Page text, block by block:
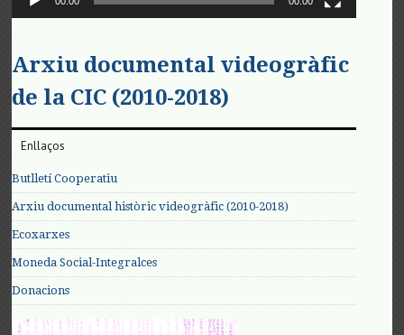
Arxiu documental videogràfic
de la CIC (2010-2018)
Enllaços
Butlletí Cooperatiu
Arxiu documental històric videogràfic (2010-2018)
Ecoxarxes
Moneda Social-Integralces
Donacions